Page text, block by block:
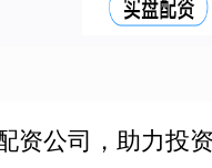
资公司，助力投